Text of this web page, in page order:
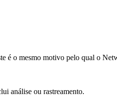
é o mesmo motivo pelo qual o
análise ou rastreamento.